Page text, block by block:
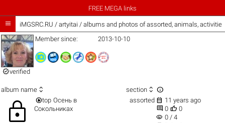
FREE MEGA links
 iMGSRC.RU / artyitai / albums and photos of assorted, animals,
verified
Member since: 2013-10-10
album name  section  
lock top Осень в
Сокольниках
assorted  11 years ago
 0  0
visibility 0 / 4